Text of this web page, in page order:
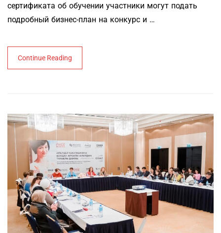
сертификата об обучении участники могут подать
подробный бизнес-план на конкурс и …
Continue Reading